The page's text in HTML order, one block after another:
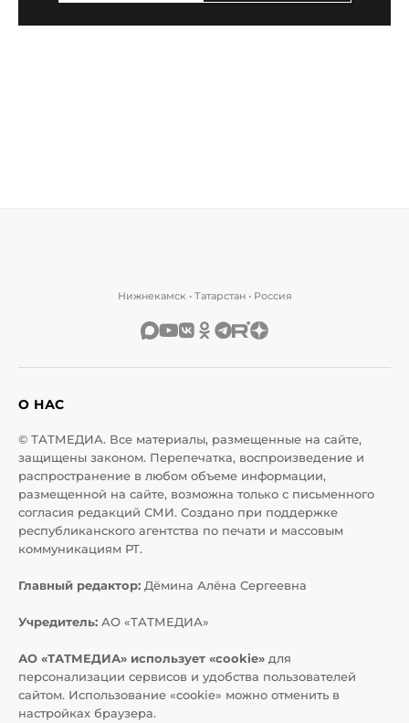
Нижнекамск • Татарстан • Россия
О НАС
© ТАТМЕДИА. Все материалы, размещенные на сайте,
защищены законом. Перепечатка, воспроизведение и
распространение в любом объеме информации,
размещенной на сайте, возможна только с письменного
согласия редакций СМИ. Создано при поддержке
республиканского агентства по печати и массовым
коммуникациям РТ.
Главный редактор: Дёмина Алёна Сергеевна
Учредитель: АО «ТАТМЕДИА»
АО «ТАТМЕДИА» использует «cookie» для
персонализации сервисов и удобства пользователей
сайтом. Использование «cookie» можно отменить в
настройках браузера.